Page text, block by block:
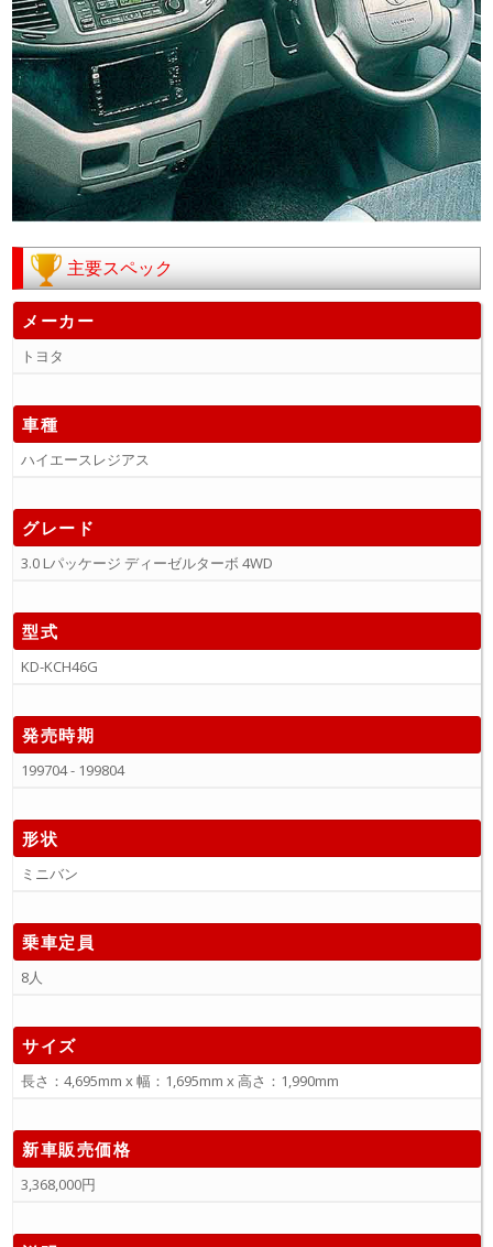
主要スペック
メーカー
トヨタ
車種
ハイエースレジアス
グレード
3.0 Lパッケージ ディーゼルターボ 4WD
型式
KD-KCH46G
発売時期
199704 - 199804
形状
ミニバン
乗車定員
8人
サイズ
長さ：4,695mm x 幅：1,695mm x 高さ：1,990mm
新車販売価格
3,368,000円